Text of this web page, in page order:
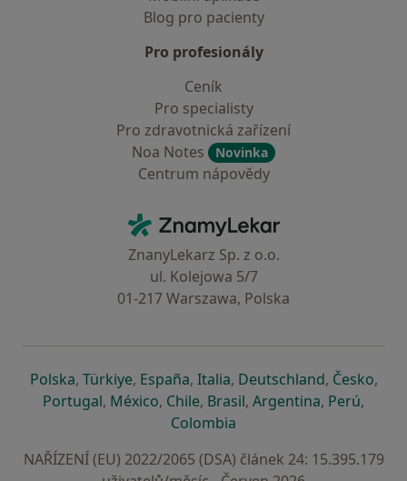
Blog pro pacienty
Pro profesionály
Ceník
Pro specialisty
Pro zdravotnická zařízení
Noa Notes
Novinka
Centrum nápovědy
ZnamyLekar - Hlavní stránka
ZnanyLekarz Sp. z o.o.
ul. Kolejowa 5/7
01-217 Warszawa, Polska
Polskase otevře v nové záložce
, Türkiyese otevře v nové záložce
, Españase otevře v nové záložce
, Italiase otevře v nové záložce
, Deutschlandse otevře v
, Českose
,
Portugalse otevře v nové záložce
, Méxicose otevře v nové záložce
, Chilese otevře v nové záložce
, Brasilse otevře v nové
, Argentinase otevře v
, Perúse
,
Colombia
NAŘÍZENÍ (EU) 2022/2065 (DSA) článek 24: 15.395.179